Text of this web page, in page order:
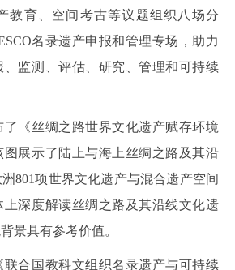
教育、空间考古等议题组织八场分
名录遗产申报和管理专场，助力
监测、评估、研究、管理和可持续
丝绸之路世界文化遗产赋存环境
图展示了陆上与海上丝绸之路及其沿
801项世界文化遗产与混合遗产空间
深度解读丝绸之路及其沿线文化遗
景具有参考价值。
合国教科文组织名录遗产与可持续